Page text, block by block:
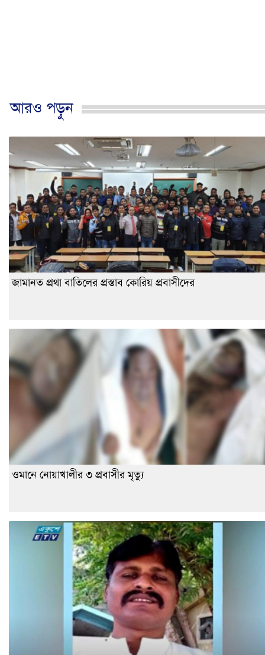
আরও পড়ুন
জামানত প্রথা বাতিলের প্রস্তাব কোরিয় প্রবাসীদের
ওমানে নোয়াখালীর ৩ প্রবাসীর মৃত্যু